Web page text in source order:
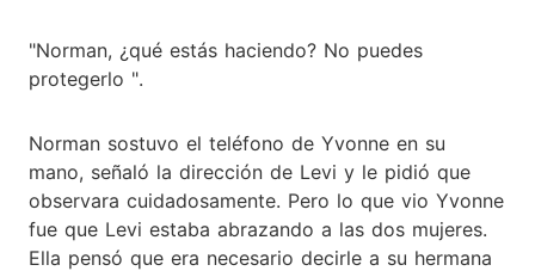
"Norman, ¿qué estás haciendo? No puedes
protegerlo ".
Norman sostuvo el teléfono de Yvonne en su
mano, señaló la dirección de Levi y le pidió que
observara cuidadosamente. Pero lo que vio Yvonne
fue que Levi estaba abrazando a las dos mujeres.
Ella pensó que era necesario decirle a su hermana